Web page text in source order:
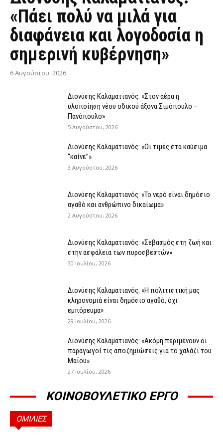
«Πάει πολύ να μιλά για
διαφάνεια και λογοδοσία η
σημερινή κυβέρνηση»
6 Αυγούστου, 2026
Διονύσης Καλαματιανός: «Στον αέρα η
υλοποίηση νέου οδικού άξονα Σιμόπουλο –
Πανόπουλο»
5 Αυγούστου, 2026
Διονύσης Καλαματιανός: «Οι τιμές στα καύσιμα
“καίνε”»
3 Αυγούστου, 2026
Διονύσης Καλαματιανός: «Το νερό είναι δημόσιο
αγαθό και ανθρώπινο δικαίωμα»
2 Αυγούστου, 2026
Διονύσης Καλαματιανός: «Σεβασμός στη ζωή και
στην ασφάλεια των πυροσβεστών»
30 Ιουλίου, 2026
Διονύσης Καλαματιανός: «Η πολιτιστική μας
κληρονομιά είναι δημόσιο αγαθό, όχι
εμπόρευμα»
29 Ιουλίου, 2026
Διονύσης Καλαματιανός: «Ακόμη περιμένουν οι
παραγωγοί τις αποζημιώσεις για το χαλάζι του
Μαΐου»
27 Ιουλίου, 2026
ΚΟΙΝΟΒΟΥΛΕΤΙΚΟ ΕΡΓΟ
ΟΜΙΛΙΕΣ
ΟΜΙΛΊΕΣ